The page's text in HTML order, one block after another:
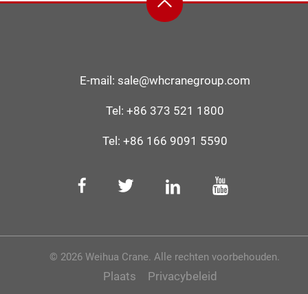
E-mail: sale@whcranegroup.com
Tel: +86 373 521 1800
Tel: +86 166 9091 5590
© 2026 Weihua Crane. Alle rechten voorbehouden.
Plaats Privacybeleid